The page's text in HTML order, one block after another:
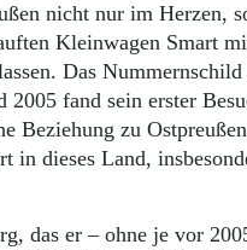
nicht nur im Herzen,
Kleinwagen Smart
Das
2005 fand sein erster
Beziehung zu
in dieses Land,
das er – ohne je vor